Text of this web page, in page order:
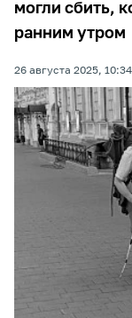
могли сбить,
ранним утром
26 августа 2025, 10:34